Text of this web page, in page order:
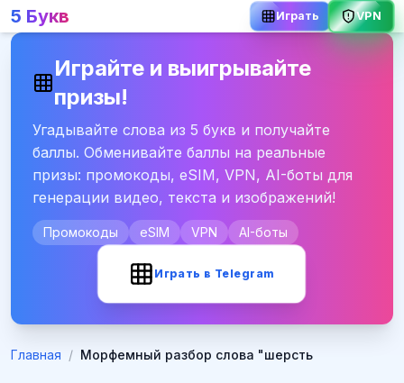
5 Букв Играть VPN
Играйте и выигрывайте
призы!
Угадывайте слова из 5 букв и получайте
баллы. Обменивайте баллы на реальные
призы: промокоды, eSIM, VPN, AI-боты для
генерации видео, текста и изображений!
Промокоды eSIM VPN AI-боты
Играть в Telegram
Главная / Морфемный разбор слова "шерсть